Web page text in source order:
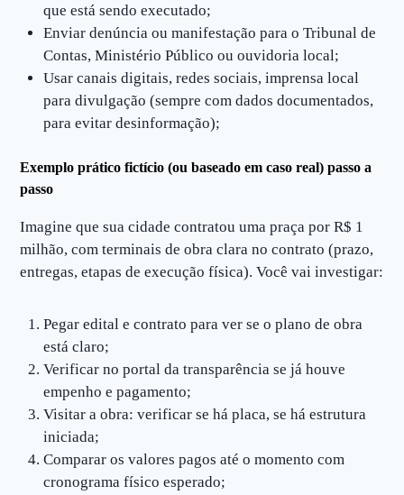
que está sendo executado;
Enviar denúncia ou manifestação para o Tribunal de
Contas, Ministério Público ou ouvidoria local;
Usar canais digitais, redes sociais, imprensa local
para divulgação (sempre com dados documentados,
para evitar desinformação);
Exemplo prático fictício (ou baseado em caso real) passo a
passo
Imagine que sua cidade contratou uma praça por R$ 1
milhão, com terminais de obra clara no contrato (prazo,
entregas, etapas de execução física). Você vai investigar:
Pegar edital e contrato para ver se o plano de obra
está claro;
Verificar no portal da transparência se já houve
empenho e pagamento;
Visitar a obra: verificar se há placa, se há estrutura
iniciada;
Comparar os valores pagos até o momento com
cronograma físico esperado;